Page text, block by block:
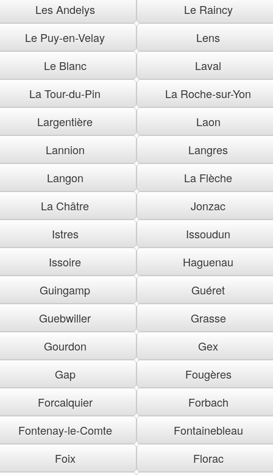
Les Andelys
Le Raincy
Le Puy-en-Velay
Lens
Le Blanc
Laval
La Tour-du-Pin
La Roche-sur-Yon
Largentière
Laon
Lannion
Langres
Langon
La Flèche
La Châtre
Jonzac
Istres
Issoudun
Issoire
Haguenau
Guingamp
Guéret
Guebwiller
Grasse
Gourdon
Gex
Gap
Fougères
Forcalquier
Forbach
Fontenay-le-Comte
Fontainebleau
Foix
Florac